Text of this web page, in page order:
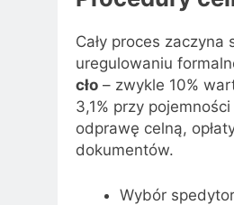
Cały proces
uregulowaniu
cło – zwykle 10%
3,1% przy
odprawę celną,
dokumentów.
Wybór